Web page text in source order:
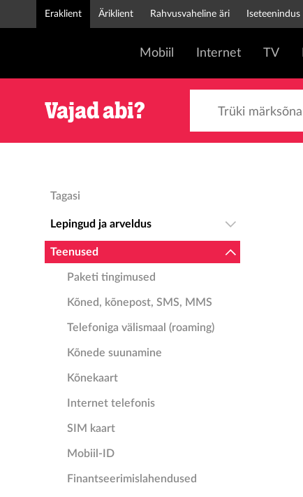
Eraklient Äriklient Rahvusvaheline äri Iseteenindus
Mobiil Internet TV
Vajad abi?
Tagasi
Lepingud ja arveldus
Teenused
Paketi tingimused
Kõned, kõnepost, SMS, MMS
Telefoniga välismaal (roaming)
Kõnede suunamine
Kõnekaart
Internet telefonis
SIM kaart
Mobiil-ID
Finantseerimislahendused